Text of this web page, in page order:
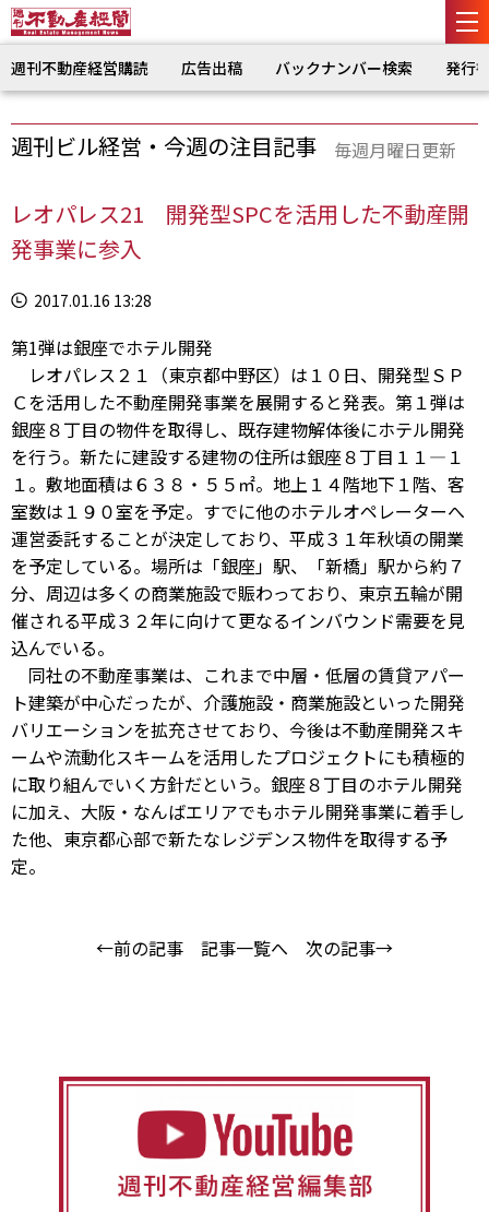
週刊不動産経営購読 広告出稿 バックナンバー検索 発行
週刊ビル経営・今週の注目記事 毎週月曜日更新
レオパレス21 開発型SPCを活用した不動産開
発事業に参入
2017.01.16 13:28
第1弾は銀座でホテル開発
レオパレス２１（東京都中野区）は１０日、開発型ＳＰ
Ｃを活用した不動産開発事業を展開すると発表。第１弾は
銀座８丁目の物件を取得し、既存建物解体後にホテル開発
を行う。新たに建設する建物の住所は銀座８丁目１１―１
１。敷地面積は６３８・５５㎡。地上１４階地下１階、客
室数は１９０室を予定。すでに他のホテルオペレーターへ
運営委託することが決定しており、平成３１年秋頃の開業
を予定している。場所は「銀座」駅、「新橋」駅から約７
分、周辺は多くの商業施設で賑わっており、東京五輪が開
催される平成３２年に向けて更なるインバウンド需要を見
込んでいる。
同社の不動産事業は、これまで中層・低層の賃貸アパー
ト建築が中心だったが、介護施設・商業施設といった開発
バリエーションを拡充させており、今後は不動産開発スキ
ームや流動化スキームを活用したプロジェクトにも積極的
に取り組んでいく方針だという。銀座８丁目のホテル開発
に加え、大阪・なんばエリアでもホテル開発事業に着手し
た他、東京都心部で新たなレジデンス物件を取得する予
定。
←前の記事 記事一覧へ 次の記事→